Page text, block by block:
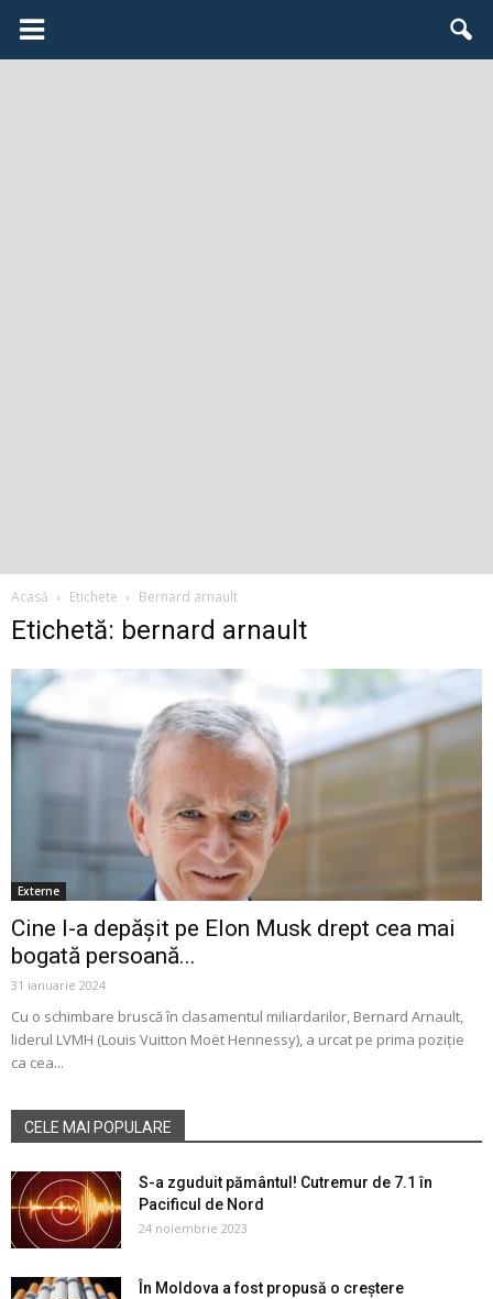
Acasă Etichete Bernard arnault
Etichetă: bernard arnault
Externe
Cine l-a depășit pe Elon Musk drept cea mai
bogată persoană...
31 ianuarie 2024
Cu o schimbare bruscă în clasamentul miliardarilor, Bernard Arnault,
liderul LVMH (Louis Vuitton Moët Hennessy), a urcat pe prima poziție
ca cea...
CELE MAI POPULARE
S-a zguduit pământul! Cutremur de 7.1 în
Pacificul de Nord
24 noiembrie 2023
În Moldova a fost propusă o creștere